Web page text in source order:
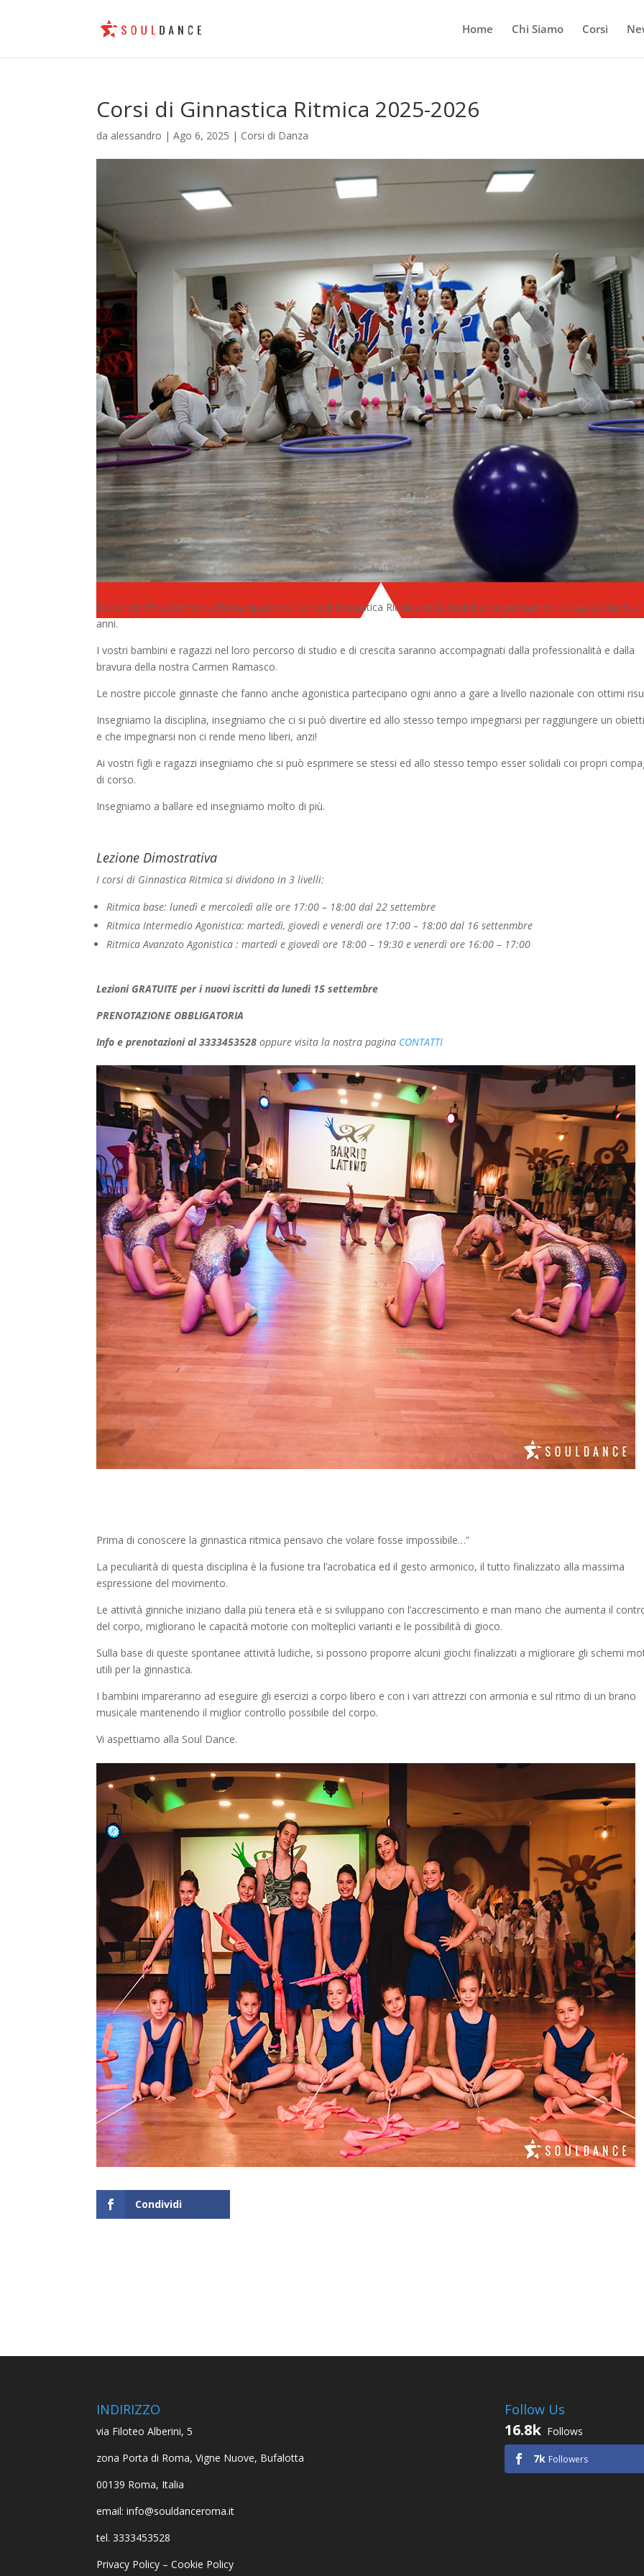
Home Chi Siamo Corsi
Corsi di Ginnastica Ritmica 2025-2026
da alessandro |Ago 6, 2025 | Corsi di Danza
Da lunedì 15 settembre a Roma ripartono i corsi di Ginnastica Ritmica della Soul Dance per bambini e ragazzi dai 6 ai
anni.
I vostri bambini e ragazzi nel loro percorso di studio e di crescita saranno accompagnati dalla professionalità e dalla
bravura della nostra Carmen Ramasco.
Le nostre piccole ginnaste che fanno anche agonistica partecipano ogni anno a gare a livello nazionale con ottimi
Insegniamo la disciplina, insegniamo che ci si può divertire ed allo stesso tempo impegnarsi per raggiungere un
e che impegnarsi non ci rende meno liberi, anzi!
Ai vostri figli e ragazzi insegniamo che si può esprimere se stessi ed allo stesso tempo esser solidali coi propri
di corso.
Insegniamo a ballare ed insegniamo molto di più.
Lezione Dimostrativa
I corsi di Ginnastica Ritmica si dividono in 3 livelli:
Ritmica base: lunedì e mercoledì alle ore 17:00 – 18:00 dal 22 settembre
Ritmica Intermedio Agonistica: martedì, giovedì e venerdì ore 17:00 – 18:00 dal 16 settenmbre
Ritmica Avanzato Agonistica : martedì e giovedì ore 18:00 – 19:30 e venerdì ore 16:00 – 17:00
Lezioni GRATUITE per i nuovi iscritti da lunedì 15 settembre
PRENOTAZIONE OBBLIGATORIA
Info e prenotazioni al 3333453528 oppure visita la nostra pagina CONTATTI
Prima di conoscere la ginnastica ritmica pensavo che volare fosse impossibile…”
La peculiarità di questa disciplina è la fusione tra l’acrobatica ed il gesto armonico, il tutto finalizzato alla massima
espressione del movimento.
Le attività ginniche iniziano dalla più tenera età e si sviluppano con l’accrescimento e man mano che aumenta il
del corpo, migliorano le capacità motorie con molteplici varianti e le possibilità di gioco.
Sulla base di queste spontanee attività ludiche, si possono proporre alcuni giochi finalizzati a migliorare gli schemi
utili per la ginnastica.
I bambini impareranno ad eseguire gli esercizi a corpo libero e con i vari attrezzi con armonia e sul ritmo di un brano
musicale mantenendo il miglior controllo possibile del corpo.
Vi aspettiamo alla Soul Dance.
Condividi
INDIRIZZO
via Filoteo Alberini, 5
zona Porta di Roma, Vigne Nuove, Bufalotta
00139 Roma, Italia
email: info@souldanceroma.it
tel. 3333453528
Privacy Policy –Cookie Policy
Follow Us
16.8k Follows
7k Followers